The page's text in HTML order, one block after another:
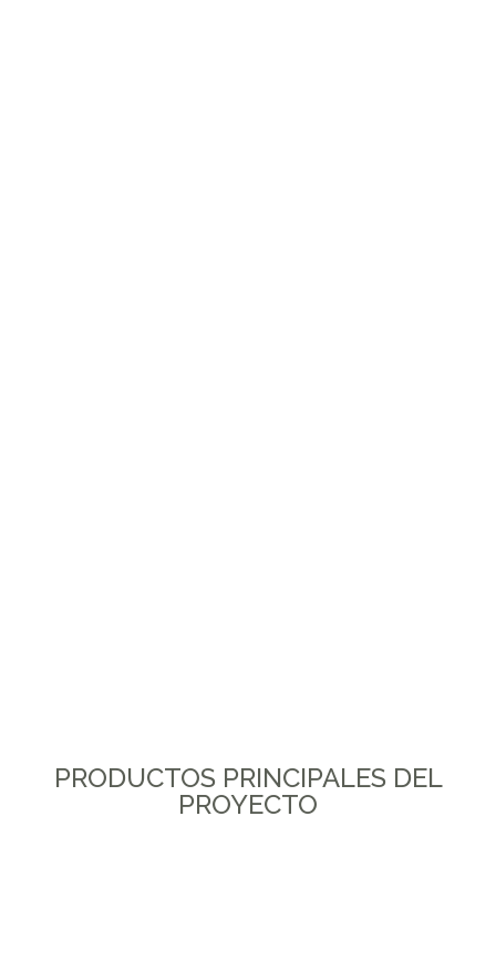
PRODUCTOS PRINCIPALES DEL
PROYECTO